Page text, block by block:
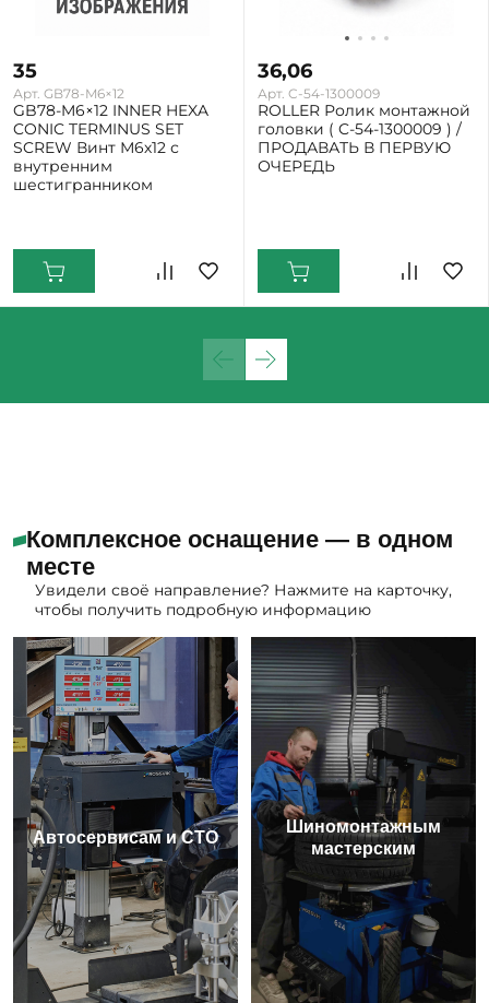
35
Арт. GB78-M6×12
GB78-M6×12 INNER HEXA
CONIC TERMINUS SET
SCREW Винт М6х12 с
внутренним
шестигранником
36,06
Арт. C-54-1300009
ROLLER Ролик монтажной
головки ( C-54-1300009 ) /
ПРОДАВАТЬ В ПЕРВУЮ
ОЧЕРЕДЬ
Комплексное оснащение — в одном
месте
Увидели своё направление? Нажмите на карточку,
чтобы получить подробную информацию
Автосервисам и СТО
Шиномонтажным
мастерским